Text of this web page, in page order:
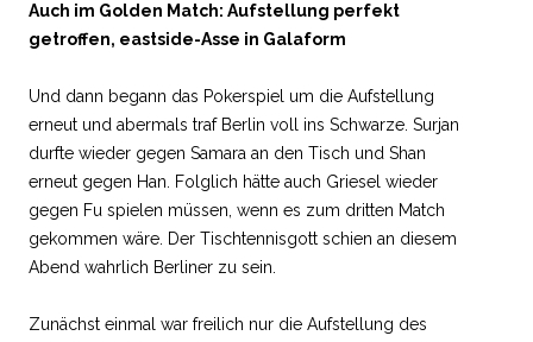
Auch im Golden Match: Aufstellung perfekt
getroffen, eastside-Asse in Galaform
Und dann begann das Pokerspiel um die Aufstellung
erneut und abermals traf Berlin voll ins Schwarze. Surjan
durfte wieder gegen Samara an den Tisch und Shan
erneut gegen Han. Folglich hätte auch Griesel wieder
gegen Fu spielen müssen, wenn es zum dritten Match
gekommen wäre. Der Tischtennisgott schien an diesem
Abend wahrlich Berliner zu sein.
Zunächst einmal war freilich nur die Aufstellung des